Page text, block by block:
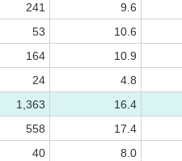
241 9.6
53 10.6
164 10.9
24 4.8
1,363 16.4
558 17.4
40 8.0